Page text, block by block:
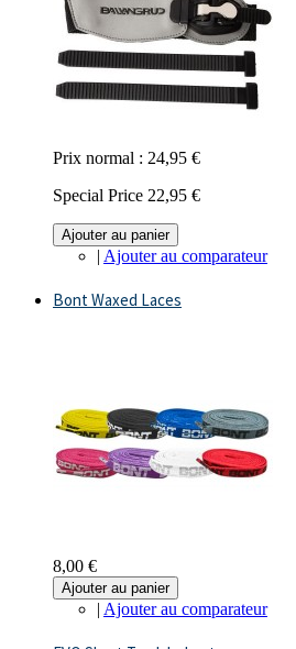
Prix normal : 24,95 €
Special Price 22,95 €
Ajouter au panier
| Ajouter au comparateur
Bont Waxed Laces
8,00 €
Ajouter au panier
| Ajouter au comparateur